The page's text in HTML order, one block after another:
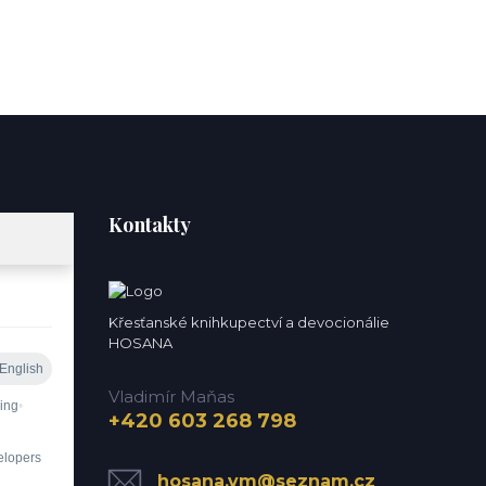
Kontakty
Křesťanské knihkupectví a devocionálie
HOSANA
Vladimír Maňas
+420 603 268 798
hosana.vm@seznam.cz